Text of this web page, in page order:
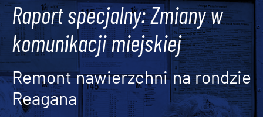
Raport specjalny: Zmiany w
komunikacji miejskiej
Remont nawierzchni na rondzie
Reagana